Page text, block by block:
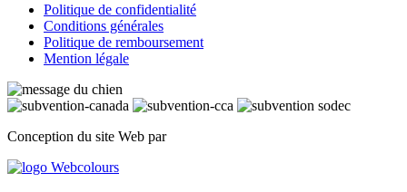
Politique de confidentialité
Conditions générales
Politique de remboursement
Mention légale
Conception du site Web par